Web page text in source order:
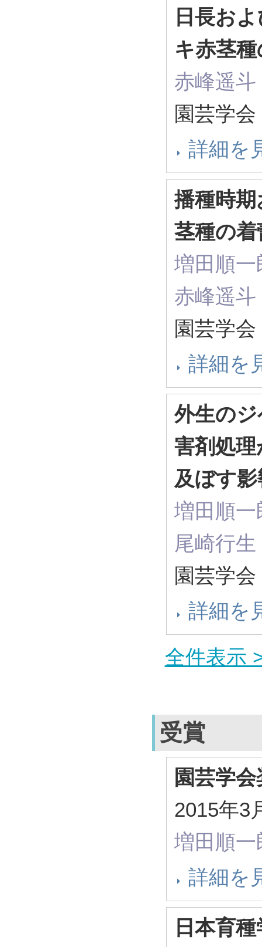
日長お
キ赤茎
赤峰遥
園芸学
詳細を
播種時
茎種の
増田順
赤峰遥斗
園芸学
詳細を
外生の
害剤処
及ぼす影
増田順
尾崎行生
園芸学会
詳細を
全件表示
受賞
園芸学
2015年
増田順一
詳細を
日本育